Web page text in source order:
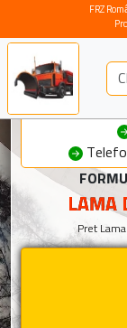
LAMA
Pret
FRZ